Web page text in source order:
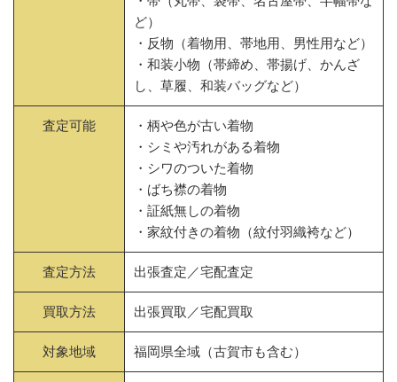
ど）
・反物（着物用、帯地用、男性用など）
・和装小物（帯締め、帯揚げ、かんざ
し、草履、和装バッグなど）
査定可能
・柄や色が古い着物
・シミや汚れがある着物
・シワのついた着物
・ばち襟の着物
・証紙無しの着物
・家紋付きの着物（紋付羽織袴など）
査定方法 出張査定／宅配査定
買取方法 出張買取／宅配買取
対象地域 福岡県全域（古賀市も含む）